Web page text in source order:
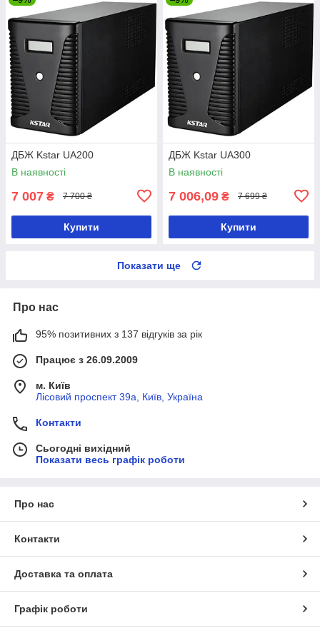
ДБЖ Kstar UA200
В наявності
7 007 ₴ 7 700 ₴
Купити
ДБЖ Kstar UA300
В наявності
7 006,09 ₴ 7 699 ₴
Купити
Показати ще
Про нас
95% позитивних з 137 відгуків за рік
Працює з 26.09.2009
м. Київ
Лісовий проспект 39а, Київ, Україна
Контакти
Сьогодні вихідний
Показати весь графік роботи
Про нас
Контакти
Доставка та оплата
Графік роботи